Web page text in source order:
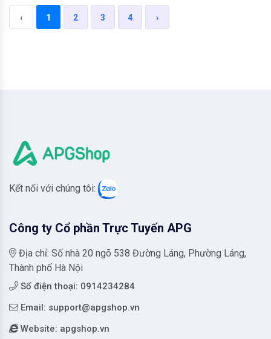
‹ 1 2 3 4 ›
Kết nối với chúng tôi:
Công ty Cổ phần Trực Tuyến APG
Địa chỉ: Số nhà 20 ngõ 538 Đường Láng, Phường Láng,
Thành phố Hà Nội
Số điện thoại: 0914234284
Email: support@apgshop.vn
Website: apgshop.vn